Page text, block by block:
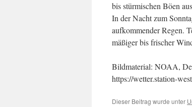
bis stürmischen Böen
In der Nacht zum
aufkommender Regen.
mäßiger bis frischer
Bildmaterial: NOAA,
https://wetter.station-
Dieser Beitrag wurde unter